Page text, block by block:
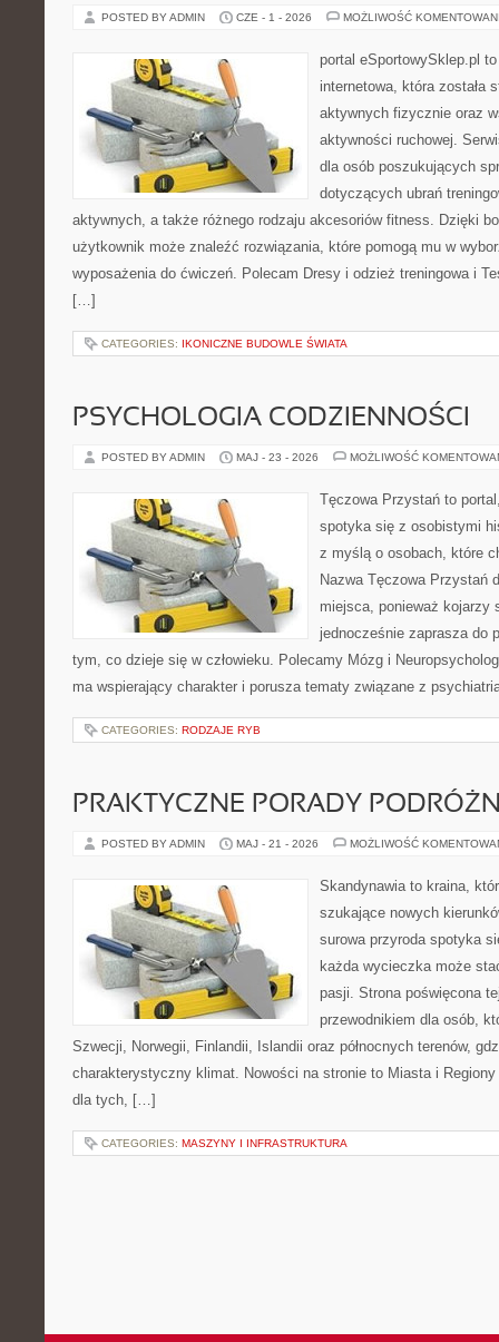
POSTED BY ADMIN CZE - 1 - 2026 MOŻLIWOŚĆ
portal eSportowySklep.pl
internetowa, która została
aktywnych fizycznie oraz
aktywności ruchowej.
dla osób poszukujących
dotyczących ubrań
aktywnych, a także różnego rodzaju akcesoriów fitness. Dzięki
użytkownik może znaleźć rozwiązania, które pomogą mu w
wyposażenia do ćwiczeń. Polecam Dresy i odzież treningowa i
[…]
CATEGORIES: IKONICZNE BUDOWLE ŚWIATA
PSYCHOLOGIA CODZIENNOŚCI
POSTED BY ADMIN MAJ - 23 - 2026 MOŻLIWOŚĆ
Tęczowa Przystań to
spotyka się z osobistymi
z myślą o osobach, które
Nazwa Tęczowa Przystań
miejsca, ponieważ kojarzy
jednocześnie zaprasza do
tym, co dzieje się w człowieku. Polecamy Mózg i
ma wspierający charakter i porusza tematy związane z
CATEGORIES: RODZAJE RYB
PRAKTYCZNE PORADY
POSTED BY ADMIN MAJ - 21 - 2026 MOŻLIWOŚĆ
Skandynawia to kraina,
szukające nowych
surowa przyroda spotyka
każda wycieczka może
pasji. Strona poświęcona
przewodnikiem dla osób,
Szwecji, Norwegii, Finlandii, Islandii oraz północnych terenów,
charakterystyczny klimat. Nowości na stronie to Miasta i
dla tych, […]
CATEGORIES: MASZYNY I INFRASTRUKTURA